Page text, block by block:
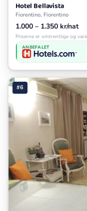
Hotel Bellavista
Fiorentino, Fiorentino
1.000 – 1.350 kr/nat
Priserne er omtrentlige og
ANBEFALET
#6